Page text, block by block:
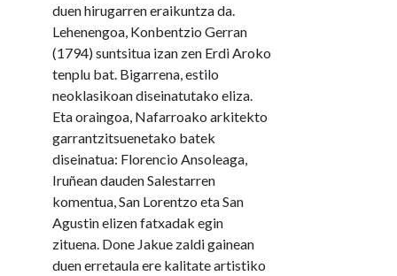
duen hirugarren eraikuntza da.
Lehenengoa, Konbentzio Gerran
(1794) suntsitua izan zen Erdi Aroko
tenplu bat. Bigarrena, estilo
neoklasikoan diseinatutako eliza.
Eta oraingoa, Nafarroako arkitekto
garrantzitsuenetako batek
diseinatua: Florencio Ansoleaga,
Iruñean dauden Salestarren
komentua, San Lorentzo eta San
Agustin elizen fatxadak egin
zituena. Done Jakue zaldi gainean
duen erretaula ere kalitate artistiko